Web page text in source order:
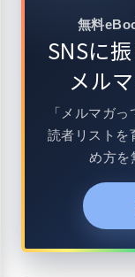
無料
SNSに
メル
「メルマガ
読者リストを
め方を